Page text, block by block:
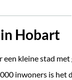
Hobart
een kleine stad
inwoners is het